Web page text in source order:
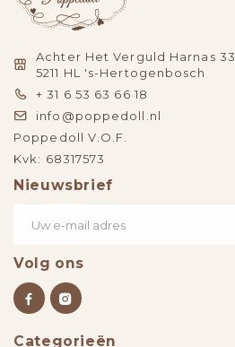
Achter Het Verguld Harnas 33
5211 HL 's-Hertogenbosch
+ 31 6 53 63 66 18
info@poppedoll.nl
Poppedoll V.O.F.
Kvk: 68317573
Nieuwsbrief
Volg ons
Categorieën